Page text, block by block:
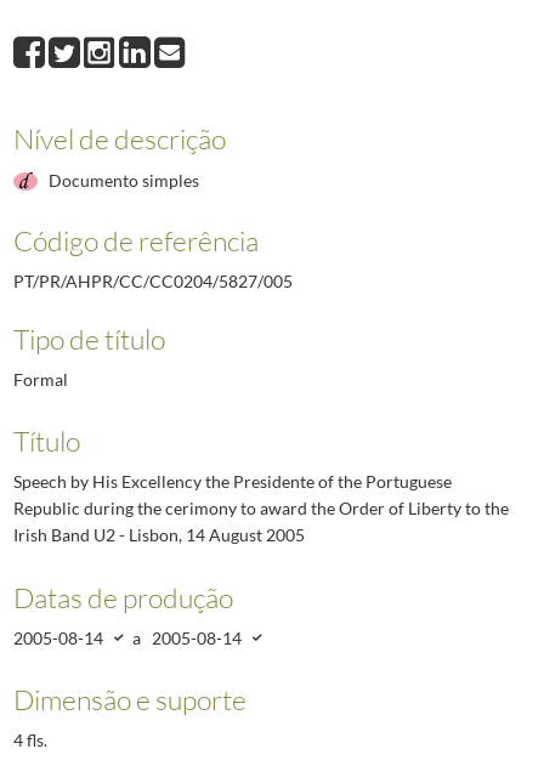
009
Palavras de Sua Excelência o Presidente da República, Dr. Jorge
Nível de descrição
Documento simples
Código de referência
PT/PR/AHPR/CC/CC0204/5827/005
Tipo de título
Formal
Título
Speech by His Excellency the Presidente of the Portuguese
Republic during the cerimony to award the Order of Liberty to the
Irish Band U2 - Lisbon, 14 August 2005
Datas de produção
2005-08-14 a 2005-08-14
Dimensão e suporte
4 fls.